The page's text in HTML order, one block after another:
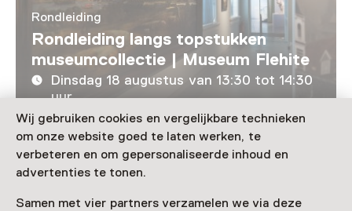
Wij gebruiken cookies en vergelijkbare technieken
om onze website goed te laten werken, te
verbeteren en om gepersonaliseerde inhoud en
advertenties te tonen.
Samen met vier partners verzamelen we via deze
Rondleiding
Rondleiding langs topstukken
museumcollectie | Museum Flehite
Dinsdag 18 augustus van 13:30 tot 14:30
uur
Laad meer